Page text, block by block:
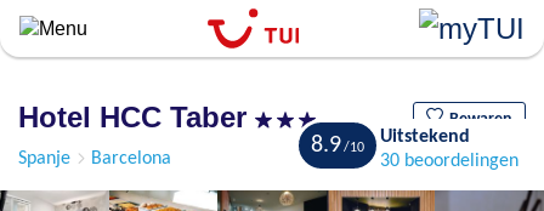
Overslaan
algemene
inhoud
gaan
Hotel HCC Taber Bewaren
Spanje Barcelona
8.9
Uitstekend
30 beoordelingen